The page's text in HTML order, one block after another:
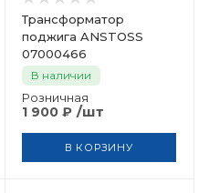
Трансформатор
поджига ANSTOSS
07000466
В наличии
Розничная
1 900₽ /шт
В КОРЗИНУ